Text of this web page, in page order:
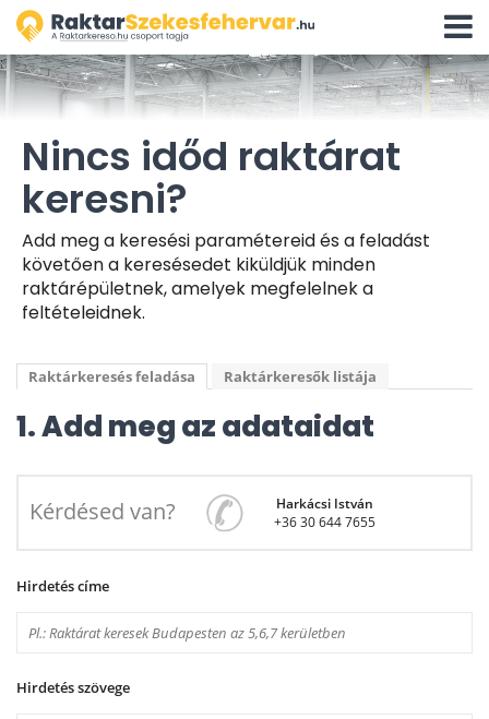
Nincs időd raktárat
keresni?
Add meg a keresési paramétereid és a feladást
követően a keresésedet kiküldjük minden
raktárépületnek, amelyek megfelelnek a
feltételeidnek.
Raktárkeresés feladása Raktárkeresők listája
1. Add meg az adataidat
Kérdésed van?
Harkácsi István
+36 30 644 7655
Hirdetés címe
Hirdetés szövege